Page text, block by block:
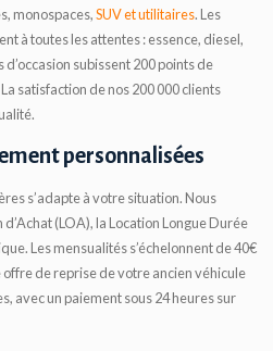
monospaces,SUV et utilitaires. Les
à toutes les attentes : essence, diesel,
subissent 200 points de
satisfaction de nos 200 000 clients
personnalisées
s’adapte à votre situation. Nous
(LOA), la Location Longue Durée
Les mensualités s’échelonnent de 40€
offre de reprise de votre ancien véhicule
avec un paiement sous 24 heures sur